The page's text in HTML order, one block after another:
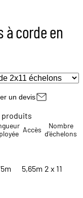
à corde en
un devis
produits
Accès
Nombre
d'échelons
5,65m 2 x 11